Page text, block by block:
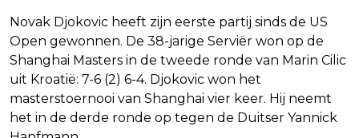
Novak Djokovic heeft zijn eerste partij sinds de US
Open gewonnen. De 38-jarige Serviër won op de
Shanghai Masters in de tweede ronde van Marin Cilic
uit Kroatië: 7-6 (2) 6-4. Djokovic won het
masterstoernooi van Shanghai vier keer. Hij neemt
het in de derde ronde op tegen de Duitser Yannick